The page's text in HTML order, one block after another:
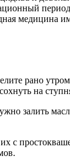
медицина
рано
на
залить
их с